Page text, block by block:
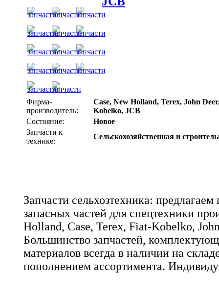
Фирма-
производитель:
Case, New Holland, Terex, John
Kobelko, JCB
Состояние:
Новое
Запчасти к
технике:
Сельскохозяйственная и
Запчасти сельхозтехника:
запасных частей для спецтехники
Holland, Case, Terex, Fiat-Kobelko,
Большинство запчастей,
материалов всегда в наличии на
пополнением ассортимента.